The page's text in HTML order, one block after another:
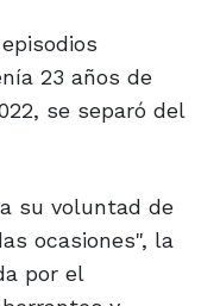
23 años de
se separó del
su voluntad de
ocasiones", la
por el